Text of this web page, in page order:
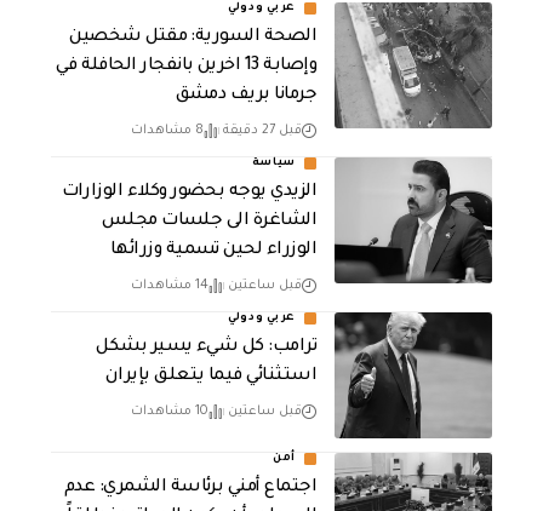
عربي ودولي
الصحة السورية: مقتل شخصين
وإصابة 13 اخرين بانفجار الحافلة في
جرمانا بريف دمشق
قبل 27 دقيقة 8 مشاهدات
سياسة
الزيدي يوجه بحضور وكلاء الوزارات
الشاغرة الى جلسات مجلس
الوزراء لحين تسمية وزرائها
قبل ساعتين 14 مشاهدات
عربي ودولي
ترامب: كل شيء يسير بشكل
استثنائي فيما يتعلق بإيران
قبل ساعتين 10 مشاهدات
أمن
اجتماع أمني برئاسة الشمري: عدم